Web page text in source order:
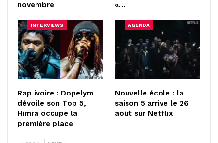
novembre
«…
INTERVIEWS
Rap ivoire : Dopelym
dévoile son Top 5,
Himra occupe la
première place
AGENDA
Nouvelle école : la
saison 5 arrive le 26
août sur Netflix